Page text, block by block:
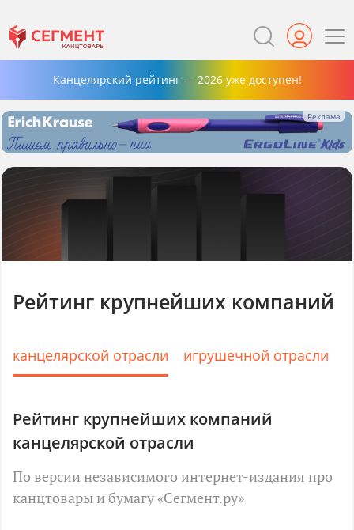
Канцелярский рейтинг — 2026 уже доступен!
Рейтинг крупнейших компаний
канцелярской отрасли игрушечной отрасли
Рейтинг крупнейших компаний
канцелярской отрасли
По версии независимого интернет-издания про
канцтовары и бумагу «Cегмент.ру»